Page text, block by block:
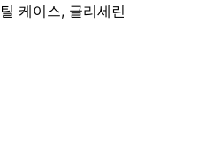
케이스, 글리세린